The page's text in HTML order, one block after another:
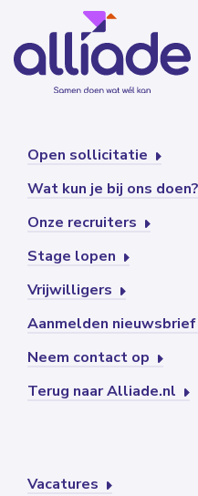
Open sollicitatie
Wat kun je bij ons doen?
Onze recruiters
Stage lopen
Vrijwilligers
Aanmelden nieuwsbrief
Neem contact op
Terug naar Alliade.nl
Vacatures